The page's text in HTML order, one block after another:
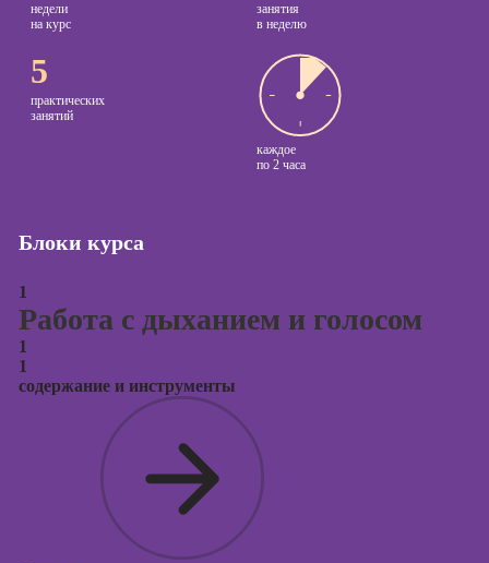
сайтов на Tilda
недели
на курс
занятия
в неделю
5
практических
занятий
каждое
по 2 часа
Блоки курса
1
Работа с дыханием и голосом
1
1
содержание и инструменты